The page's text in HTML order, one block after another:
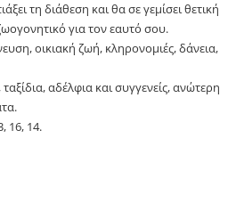
τη διάθεση και θα σε γεμίσει θετική
για τον εαυτό σου.
οικιακή ζωή, κληρονομιές, δάνεια,
αδέλφια και συγγενείς, ανώτερη
16, 14.